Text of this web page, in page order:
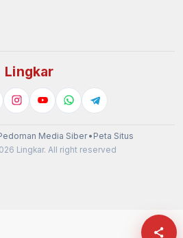
Lingkar
Media Siber• Peta Situs
Lingkar. All right reserved